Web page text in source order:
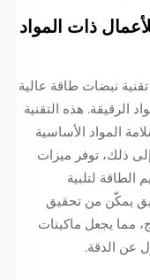
ذات المواد
تستخدم ماكينات اللحام بالليزر من Voiern تقنية نبضات طاقة عالية
هذه التقنية
المواد الأساسية
ذلك، توفر ميزات
لتلبية
يمكّن من تحقيق
مما يجعل ماكينات